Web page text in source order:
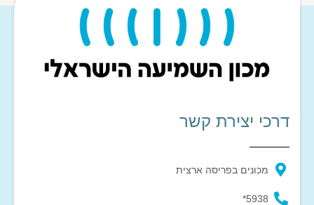
דרכי יצירת קשר
מכונים בפריסה ארצית
5938*